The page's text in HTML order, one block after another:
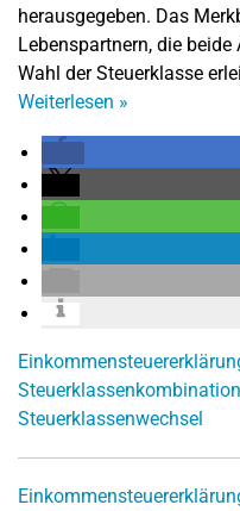
herausgegeben. Das
Lebenspartnern, die
Wahl der Steuerklasse
Weiterlesen »
Steuerklassenkombination
Steuerklassenwechsel